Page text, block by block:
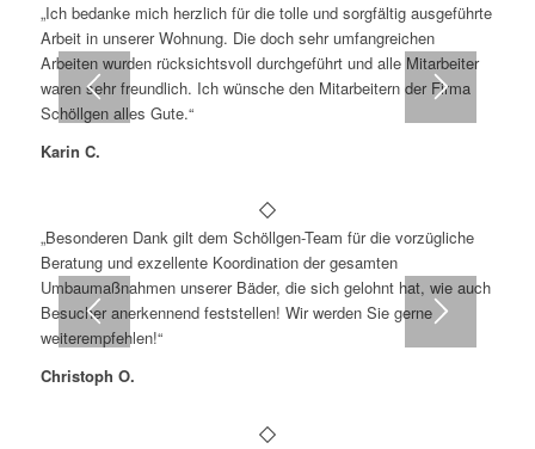
„Ich bedanke mich herzlich für die tolle und sorgfältig ausgeführte
Arbeit in unserer Wohnung. Die doch sehr umfangreichen
Arbeiten wurden rücksichtsvoll durchgeführt und alle Mitarbeiter
waren sehr freundlich. Ich wünsche den Mitarbeitern der Firma
Schöllgen alles Gute.“
Karin C.
„Besonderen Dank gilt dem Schöllgen-Team für die vorzügliche
Beratung und exzellente Koordination der gesamten
Umbaumaßnahmen unserer Bäder, die sich gelohnt hat, wie auch
Besucher anerkennend feststellen! Wir werden Sie gerne
weiterempfehlen!“
Christoph O.